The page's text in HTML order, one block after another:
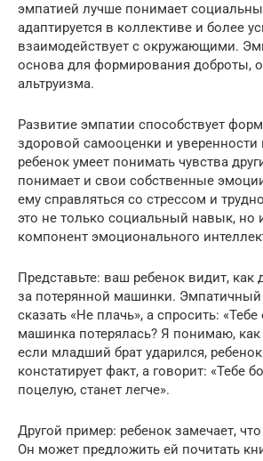
эмпатией лучше понимает
адаптируется в коллективе и более
взаимодействует с окружающими.
основа для формирования доброты,
альтруизма.
Развитие эмпатии способствует
здоровой самооценки и уверенности
ребенок умеет понимать чувства
понимает и свои собственные
ему справляться со стрессом и
это не только социальный навык, но
компонент эмоционального
Представьте: ваш ребенок видит, как
за потерянной машинки. Эмпатичный
сказать «Не плачь», а спросить:
машинка потерялась? Я понимаю,
если младший брат ударился,
констатирует факт, а говорит: «Тебе
поцелую, станет легче».
Другой пример: ребенок замечает, что
Он может предложить ей почитать